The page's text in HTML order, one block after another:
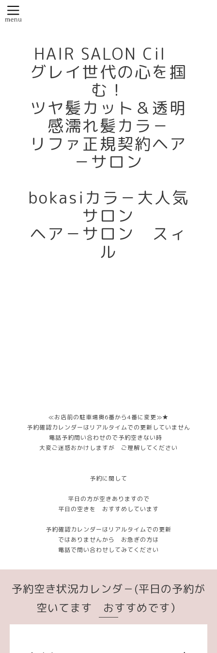
HAIR SALON Cil
グレイ世代の心を掴
む！
ツヤ髪カット＆透明
感濡れ髪カラ－
リファ正規契約ヘア
－サロン
bokasiカラ－大人気
サロン
ヘア－サロン スィ
ル
≪お店前の駐車場奥6番から4番に変更≫★
予約確認カレンダーはリアルタイムでの更新していません
電話予約問い合わせので予約空きない時
大変ご迷惑おかけしますが ご理解してください
予約に関して
平日の方が空きありますので
平日の空きを おすすめしています
予約確認カレンダーはリアルタイムでの更新
ではありませんから お急ぎの方は
電話で問い合わせしてみてください
予約空き状況カレンダ－(平日の予約が
空いてます おすすめです）